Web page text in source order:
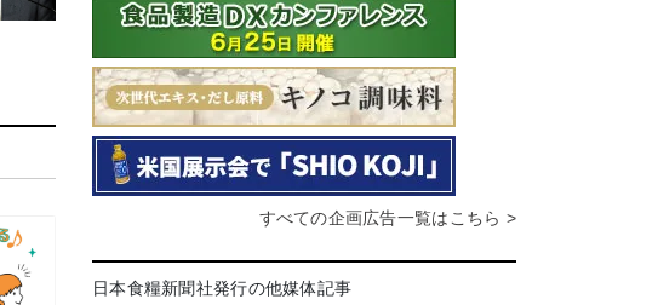
すべての企画広告一覧はこちら >
日本食糧新聞社発行の他媒体記事